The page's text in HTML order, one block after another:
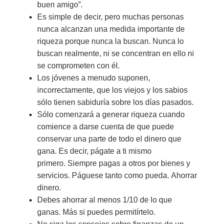
buen amigo”.
Es simple de decir, pero muchas personas
nunca alcanzan una medida importante de
riqueza porque nunca la buscan. Nunca lo
buscan realmente, ni se concentran en ello ni
se comprometen con él.
Los jóvenes a menudo suponen,
incorrectamente, que los viejos y los sabios
sólo tienen sabiduría sobre los días pasados.
Sólo comenzará a generar riqueza cuando
comience a darse cuenta de que puede
conservar una parte de todo el dinero que
gana. Es decir, págate a ti mismo
primero. Siempre pagas a otros por bienes y
servicios. Páguese tanto como pueda. Ahorrar
dinero.
Debes ahorrar al menos 1/10 de lo que
ganas. Más si puedes permitírtelo.